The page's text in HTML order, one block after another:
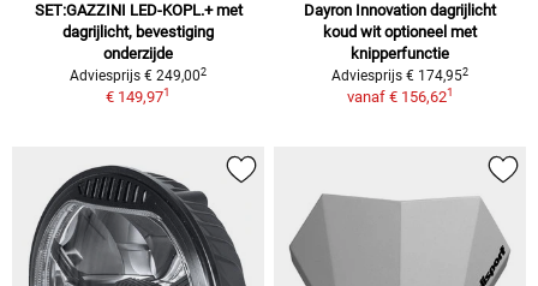
SET:GAZZINI LED-KOPL.+ met
dagrijlicht, bevestiging
onderzijde
Adviesprijs € 249,002
€ 149,971
Dayron Innovation dagrijlicht
koud wit optioneel met
knipperfunctie
Adviesprijs € 174,952
vanaf € 156,621